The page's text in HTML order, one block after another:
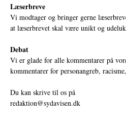
Læserbreve
Vi modtager og bringer gerne
at læserbrevet skal være unikt og
Debat
Vi er glade for alle kommentarer på
kommentarer for personangreb,
Du kan skrive til os på
redaktion@sydavisen.dk